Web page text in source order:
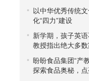
以中华优秀传统
化“四力”建设
新学期，孩子英
教授指出绝大多
盼盼食品集团“产
探索食品奥秘，